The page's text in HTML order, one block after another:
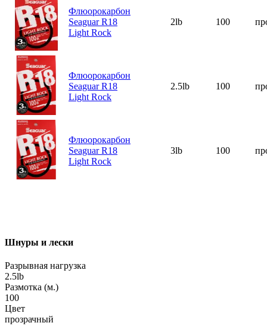
Флюорокарбон
Seaguar R18
Light Rock
2lb 100
Флюорокарбон
Seaguar R18
Light Rock
2.5lb 100
Флюорокарбон
Seaguar R18
Light Rock
3lb 100
Шнуры и лески
Разрывная нагрузка
2.5lb
Размотка (м.)
100
Цвет
прозрачный